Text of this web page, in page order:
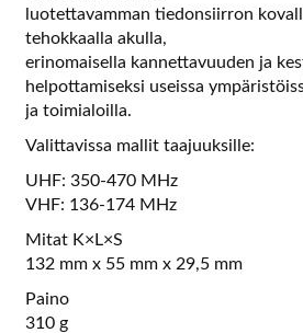
luotettavamman tiedonsiirron
tehokkaalla akulla,
erinomaisella kannettavuuden ja
helpottamiseksi useissa
ja toimialoilla.
Valittavissa mallit taajuuksille:
UHF: 350-470 MHz
VHF: 136-174 MHz
Mitat K×L×S
132 mm x 55 mm x 29,5 mm
Paino
310 g